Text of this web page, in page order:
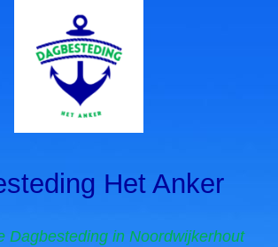
Het Anker
Dagbesteding in Noordwijkerhout